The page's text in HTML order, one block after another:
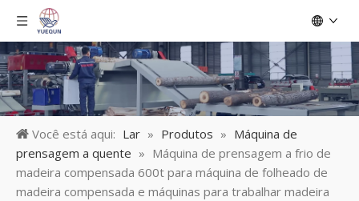
Você está aqui: Lar » Produtos » Máquina de
prensagem a quente » Máquina de prensagem a frio de
madeira compensada 600t para máquina de folheado de
madeira compensada e máquinas para trabalhar madeira